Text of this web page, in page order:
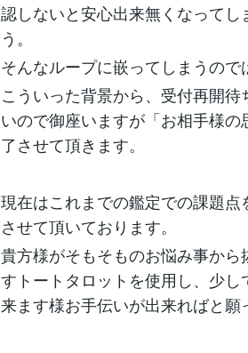
認しないと安心出来無くなって
う。
そんなループに嵌ってしまうので
こういった背景から、受付再開
いので御座いますが「お相手様
了させて頂きます。
現在はこれまでの鑑定での課題
させて頂いております。
貴方様がそもそものお悩み事か
すトートタロットを使用し、少
来ます様お手伝いが出来ればと願